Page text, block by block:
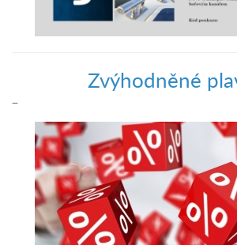
Zvýhodněné
–